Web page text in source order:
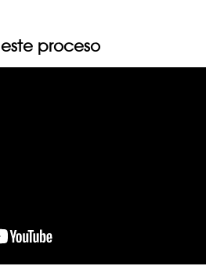
proceso